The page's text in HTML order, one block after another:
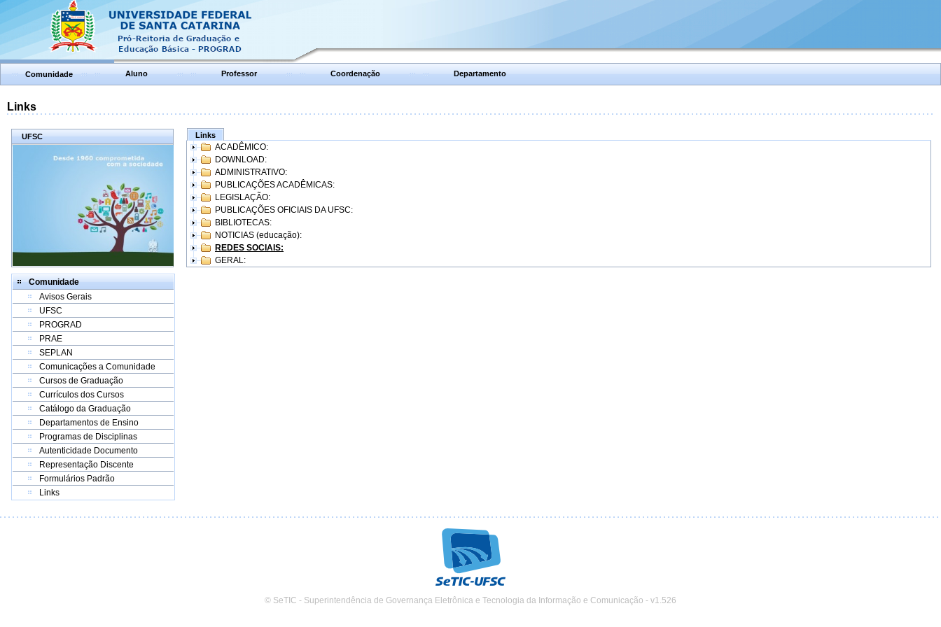
Comunidade Aluno Professor Coordenação Departamento
Links
UFSC
Comunidade
Avisos Gerais
UFSC
PROGRAD
PRAE
SEPLAN
Comunicações a Comunidade
Cursos de Graduação
Currículos dos Cursos
Catálogo da Graduação
Departamentos de Ensino
Programas de Disciplinas
Autenticidade Documento
Representação Discente
Formulários Padrão
Links
Links
ACADÊMICO:
DOWNLOAD:
ADMINISTRATIVO:
PUBLICAÇÕES ACADÊMICAS:
LEGISLAÇÃO:
PUBLICAÇÕES OFICIAIS DA UFSC:
BIBLIOTECAS:
NOTICIAS (educação):
REDES SOCIAIS:
GERAL:
© SeTIC - Superintendência de Governança Eletrônica e Tecnologia da Informação e Comunicação - v1.526